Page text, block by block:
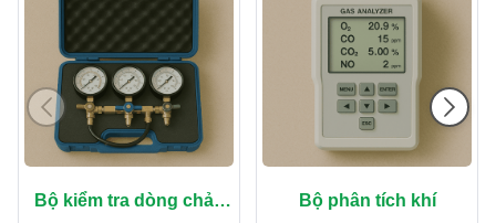
Bộ kiểm tra dòng chảy
Bộ phân tích khí